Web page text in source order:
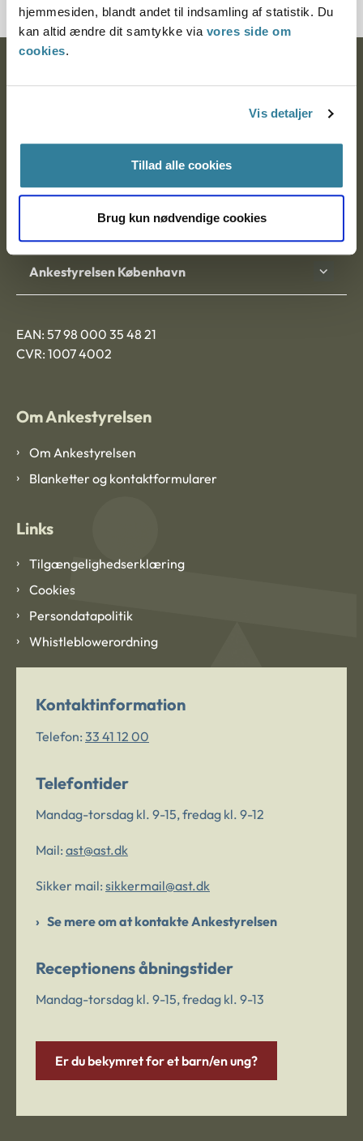
hjemmesiden, blandt andet til indsamling af statistik. Du
kan altid ændre dit samtykke via vores side om
cookies.
Vis detaljer
Tillad alle cookies
Brug kun nødvendige cookies
Nytorv 7, 2. sal
Ankestyrelsen Aalborg
Ankestyrelsen København
EAN: 57 98 000 35 48 21
CVR: 1007 4002
Om Ankestyrelsen
Om Ankestyrelsen
Blanketter og kontaktformularer
Links
Tilgængelighedserklæring
Cookies
Persondatapolitik
Whistleblowerordning
Kontaktinformation
Telefon: 33 41 12 00
Telefontider
Mandag-torsdag kl. 9-15, fredag kl. 9-12
Mail: ast@ast.dk
Sikker mail: sikkermail@ast.dk
Se mere om at kontakte Ankestyrelsen
Receptionens åbningstider
Mandag-torsdag kl. 9-15, fredag kl. 9-13
Er du bekymret for et barn/en ung?